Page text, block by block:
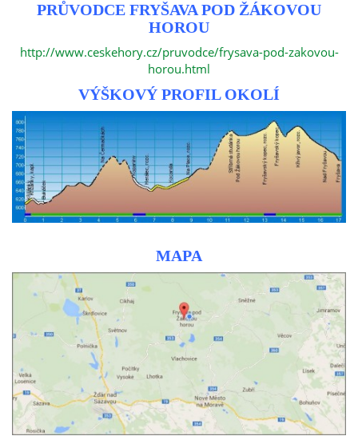
PRŮVODCE FRYŠAVA POD ŽÁKOVOU
HOROU
http://www.ceskehory.cz/pruvodce/frysava-pod-zakovou-
horou.html
VÝŠKOVÝ PROFIL OKOLÍ
MAPA